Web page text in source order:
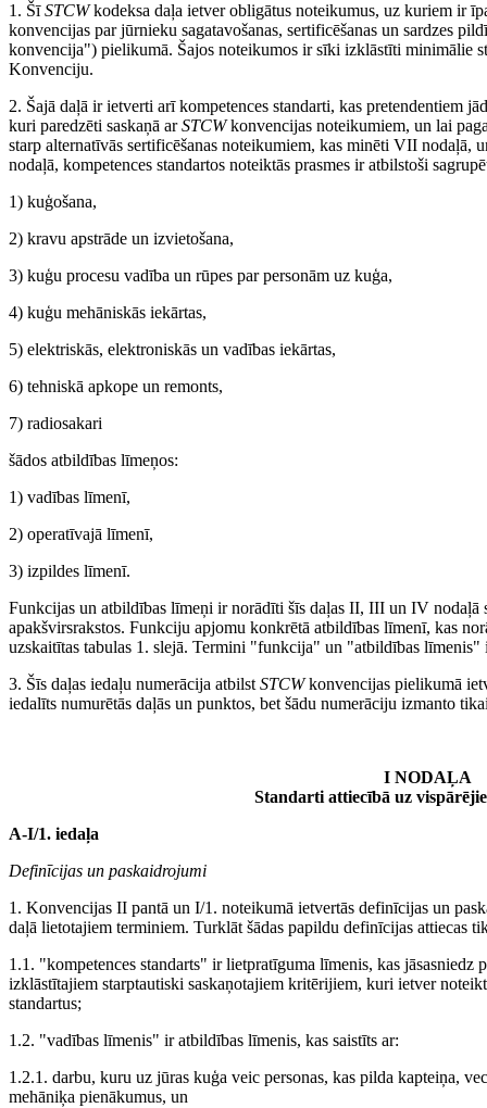
1. ŠīSTCWkodeksa daļa ietver obligātus noteikumus, uz kuriem ir
konvencijas par jūrnieku sagatavošanas, sertificēšanas un sardzes
konvencija") pielikumā. Šajos noteikumos ir sīki izklāstīti minimālie
Konvenciju.
2. Šajā daļā ir ietverti arī kompetences standarti, kas pretendentiem
kuri paredzēti saskaņā arSTCWkonvencijas noteikumiem, un lai
starp alternatīvās sertificēšanas noteikumiem, kas minēti VII
nodaļā, kompetences standartos noteiktās prasmes ir atbilstoši
1) kuģošana,
2) kravu apstrāde un izvietošana,
3) kuģu procesu vadība un rūpes par personām uz kuģa,
4) kuģu mehāniskās iekārtas,
5) elektriskās, elektroniskās un vadības iekārtas,
6) tehniskā apkope un remonts,
7) radiosakari
šādos atbildības līmeņos:
1) vadības līmenī,
2) operatīvajā līmenī,
3) izpildes līmenī.
Funkcijas un atbildības līmeņi ir norādīti šīs daļas II, III un IV nodaļā
apakšvirsrakstos. Funkciju apjomu konkrētā atbildības līmenī, kas
uzskaitītas tabulas 1. slejā. Termini "funkcija" un "atbildības
3. Šīs daļas iedaļu numerācija atbilst STCWkonvencijas pielikumā
iedalīts numurētās daļās un punktos, bet šādu numerāciju izmanto
I NODAĻA
Standarti attiecībā uz
A-I/1. iedaļa
Definīcijas un paskaidrojumi
1. Konvencijas II pantā un I/1. noteikumā ietvertās definīcijas un
daļā lietotajiem terminiem. Turklāt šādas papildu definīcijas attiecas
1.1. "kompetences standarts" ir lietpratīguma līmenis, kas
izklāstītajiem starptautiski saskaņotajiem kritērijiem, kuri ietver
standartus;
1.2. "vadības līmenis" ir atbildības līmenis, kas saistīts ar:
1.2.1. darbu, kuru uz jūras kuģa veic personas, kas pilda kapteiņa,
mehāniķa pienākumus, un